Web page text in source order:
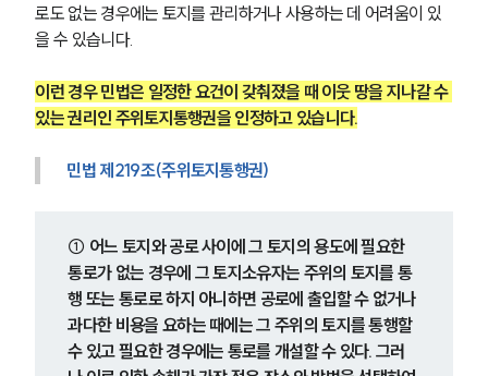
로도 없는 경우에는 토지를 관리하거나 사용하는 데 어려움이 있
을 수 있습니다.
이런 경우 민법은 일정한 요건이 갖춰졌을 때 이웃 땅을 지나갈 수
있는 권리인 주위토지통행권을 인정하고 있습니다.
민법 제219조(주위토지통행권)
① 어느 토지와 공로 사이에 그 토지의 용도에 필요한
통로가 없는 경우에 그 토지소유자는 주위의 토지를 통
행 또는 통로로 하지 아니하면 공로에 출입할 수 없거나
과다한 비용을 요하는 때에는 그 주위의 토지를 통행할
수 있고 필요한 경우에는 통로를 개설할 수 있다. 그러